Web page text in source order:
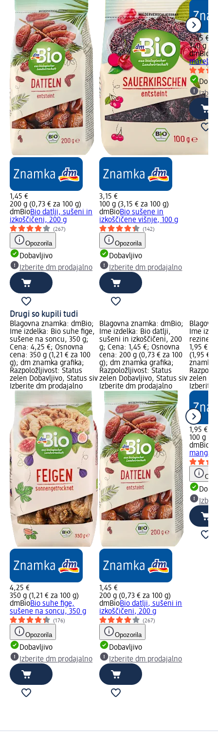
1,45 €
200 g (0,73 € za 100 g)
dmBioBio datlji, sušeni in
izkoščičeni, 200 g
(267)
Opozorila
Dobavljivo
Izberite dm prodajalno
3,15 €
100 g (3,15 € za 100 g)
dmBioBio sušene in
izkoščičene višnje, 100 g
(142)
Opozorila
Dobavljivo
Izberite dm prodajalno
2,45 €
340 g
dmBio
Drugi so kupili tudi
Blagovna znamka: dmBio;
Ime izdelka: Bio suhe fige,
sušene na soncu, 350 g;
Cena: 4,25 €; Osnovna
cena: 350 g (1,21 € za 100
g); dm znamka grafika;
Razpoložljivost: Status
zelen Dobavljivo, Status siv
Izberite dm prodajalno
4,25 €
350 g (1,21 € za 100 g)
dmBioBio suhe fige,
sušene na soncu, 350 g
(176)
Opozorila
Dobavljivo
Izberite dm prodajalno
Blagovna znamka: dmBio;
Ime izdelka: Bio datlji,
sušeni in izkoščičeni, 200
g; Cena: 1,45 €; Osnovna
cena: 200 g (0,73 € za 100
g); dm znamka grafika;
Razpoložljivost: Status
zelen Dobavljivo, Status siv
Izberite dm prodajalno
1,45 €
200 g (0,73 € za 100 g)
dmBioBio datlji, sušeni in
izkoščičeni, 200 g
(267)
Opozorila
Dobavljivo
Izberite dm prodajalno
Ime
rezine
1,95 €;
(1,95 €
znamka
zelen
Izberite
1,95 €
100 g
dmBio
manga,